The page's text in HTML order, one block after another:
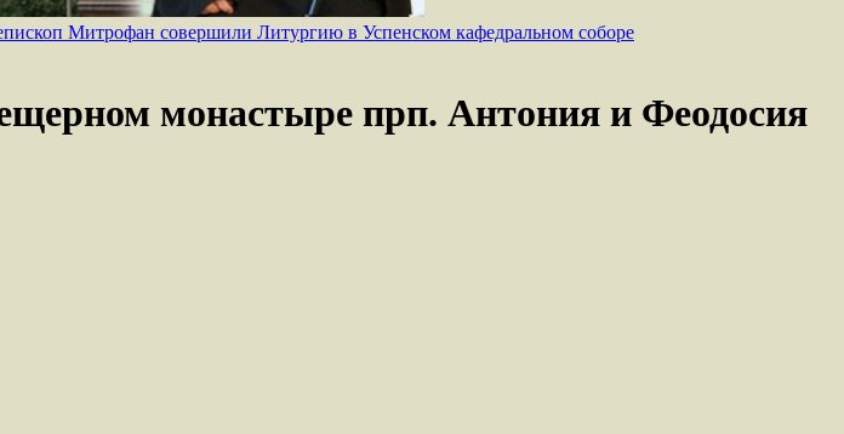
Митрофан совершили Литургию в Успенском кафедральном соборе
монастыре прп. Антония и Феодосия